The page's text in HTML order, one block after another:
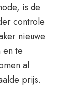
is de
controle
nieuwe
en te
al
prijs.